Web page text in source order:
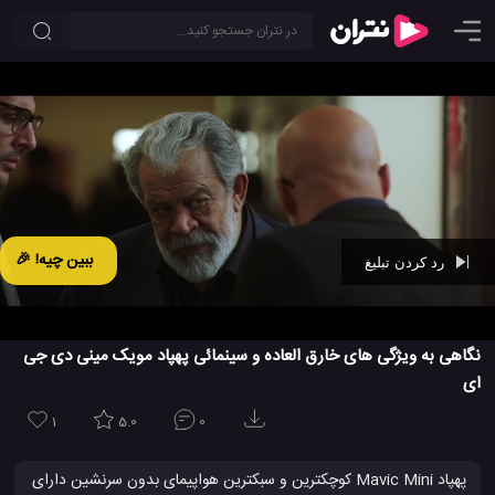
ببین چیه! 🎉
نگاهی به ویژگی های خارق العاده و سینمائی پهپاد مویک مینی دی جی
ای
1 5.0 0
پهپاد Mavic Mini کوچکترین و سبکترین هواپیمای بدون سرنشین دارای